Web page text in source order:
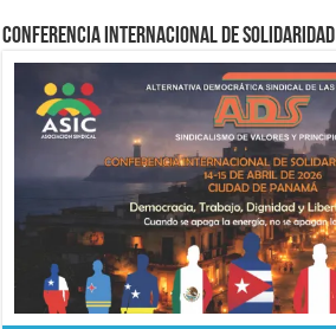
Conferencia Internacional de Solidaridad